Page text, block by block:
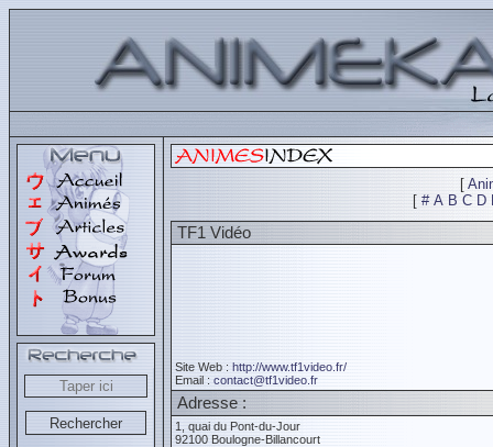
[
[ # A B C D
TF1 Vidéo
Site Web : http://www.tf1video.fr/
Email : contact@tf1video.fr
Adresse :
1, quai du Pont-du-Jour
92100 Boulogne-Billancourt